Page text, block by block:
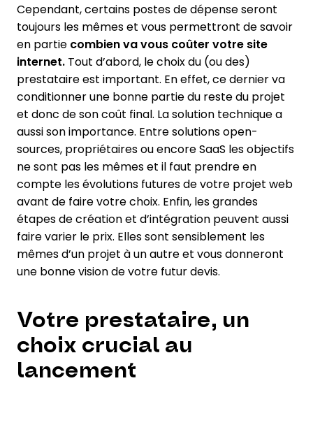
Cependant, certains postes de dépense seront
toujours les mêmes et vous permettront de savoir
en partie combien va vous coûter votre site
internet. Tout d’abord, le choix du (ou des)
prestataire est important. En effet, ce dernier va
conditionner une bonne partie du reste du projet
et donc de son coût final. La solution technique a
aussi son importance. Entre solutions open-
sources, propriétaires ou encore SaaS les objectifs
ne sont pas les mêmes et il faut prendre en
compte les évolutions futures de votre projet web
avant de faire votre choix. Enfin, les grandes
étapes de création et d’intégration peuvent aussi
faire varier le prix. Elles sont sensiblement les
mêmes d’un projet à un autre et vous donneront
une bonne vision de votre futur devis.
Votre prestataire, un
choix crucial au
lancement